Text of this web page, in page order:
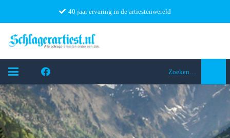
40 jaar ervaring in de artiestenwereld
Zoeken…